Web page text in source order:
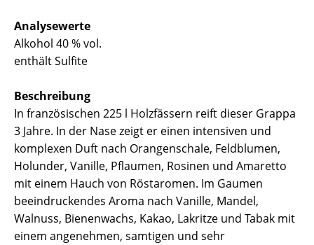
Analysewerte
Alkohol 40 % vol.
enthält Sulfite
Beschreibung
In französischen 225 l Holzfässern reift dieser Grappa
3 Jahre. In der Nase zeigt er einen intensiven und
komplexen Duft nach Orangenschale, Feldblumen,
Holunder, Vanille, Pflaumen, Rosinen und Amaretto
mit einem Hauch von Röstaromen. Im Gaumen
beeindruckendes Aroma nach Vanille, Mandel,
Walnuss, Bienenwachs, Kakao, Lakritze und Tabak mit
einem angenehmen, samtigen und sehr